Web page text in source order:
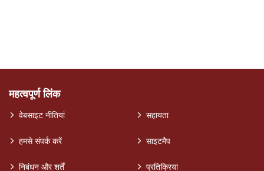
महत्वपूर्ण लिंक
वेबसाइट नीतियां
हमसे संपर्क करें
निबंधन और शर्तें
सहायता
साइटमैप
प्रतिक्रिया